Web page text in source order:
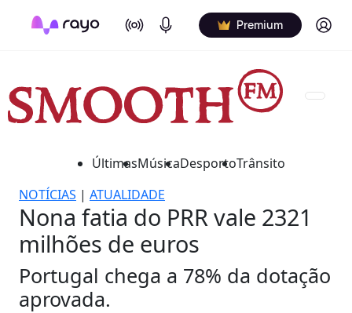
On Air Podcasts Premium Log in
ÚltimasMúsicaDesportoTrânsito
NOTÍCIAS | ATUALIDADE
Nona fatia do PRR vale 2321
milhões de euros
Portugal chega a 78% da dotação
aprovada.